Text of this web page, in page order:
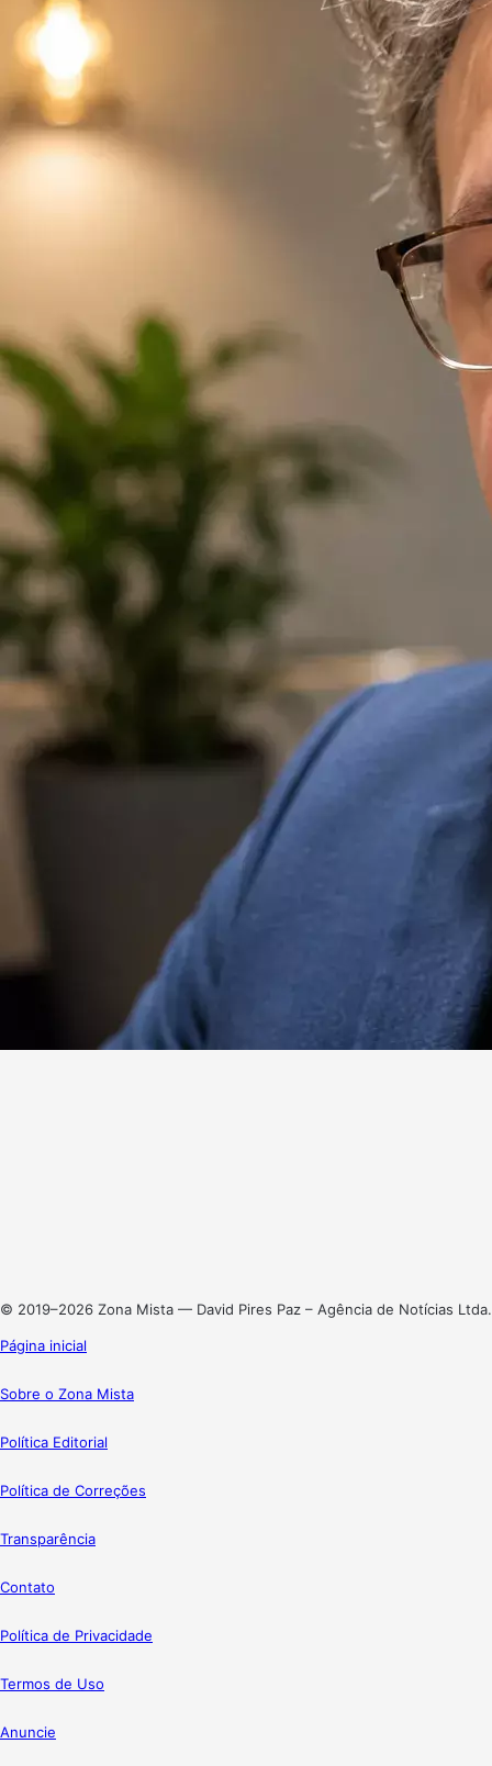
© 2019–2026 Zona Mista — David Pires Paz – Agência de Notícias Ltda.
Página inicial
Sobre o Zona Mista
Política Editorial
Política de Correções
Transparência
Contato
Política de Privacidade
Termos de Uso
Anuncie